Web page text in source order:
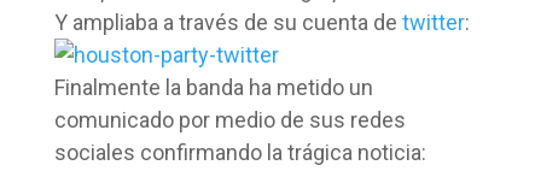
Y ampliaba a través de su cuenta de twitter:
Finalmente la banda ha metido un
comunicado por medio de sus redes
sociales confirmando la trágica noticia: